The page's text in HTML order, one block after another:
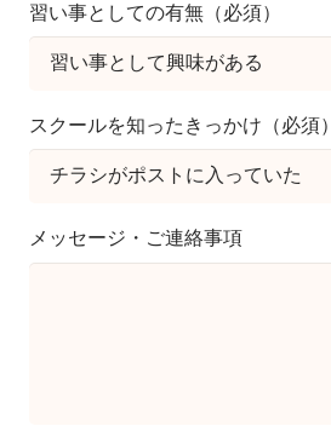
習い事としての有無（必須）
スクールを知ったきっかけ（必須）
メッセージ・ご連絡事項